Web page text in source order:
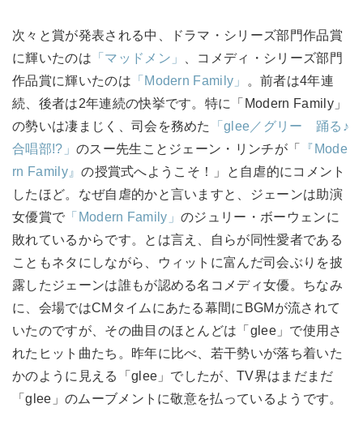
次々と賞が発表される中、ドラマ・シリーズ部門作品賞
に輝いたのは 「マッドメン」
、コメディ・シリーズ部門
作品賞に輝いたのは 「Modern Family」
。前者は4年連
続、後者は2年連続の快挙です。特に「Modern Family」
の勢いは凄まじく、司会を務めた
「glee／グリー 踊る♪
合唱部!?」 のスー先生ことジェーン・リンチが「
『Mode
rn Family』の授賞式へようこそ！」と自虐的にコメント
したほど。なぜ自虐的かと言いますと、ジェーンは助演
女優賞で 「Modern Family」のジュリー・ボーウェンに
敗れているからです。とは言え、自らが同性愛者である
こともネタにしながら、ウィットに富んだ司会ぶりを披
露したジェーンは誰もが認める名コメディ女優。ちなみ
に、会場ではCMタイムにあたる幕間にBGMが流されて
いたのですが、その曲目のほとんどは「glee」で使用さ
れたヒット曲たち。昨年に比べ、若干勢いが落ち着いた
かのように見える「glee」でしたが、TV界はまだまだ
「glee」のムーブメントに敬意を払っているようです。